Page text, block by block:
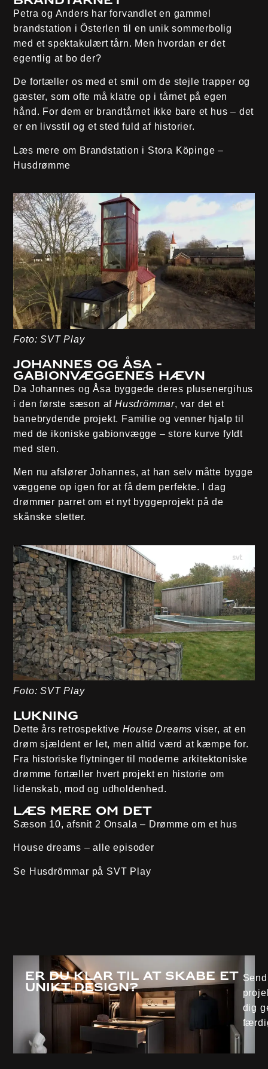
Petra og Anders har forvandlet en gammel
brandstation i Österlen til en unik sommerbolig
med et spektakulært tårn. Men hvordan er det
egentlig at bo der?
De fortæller os med et smil om de stejle trapper og
gæster, som ofte må klatre op i tårnet på egen
hånd. For dem er brandtårnet ikke bare et hus – det
er en livsstil og et sted fuld af historier.
Læs mere om Brandstation i Stora Köpinge –
Husdrømme
Foto: SVT Play
Johannes og Åsa -
Gabionvæggenes hævn
Da Johannes og Åsa byggede deres plusenergihus
i den første sæson af Husdrömmar, var det et
banebrydende projekt. Familie og venner hjalp til
med de ikoniske gabionvægge – store kurve fyldt
med sten.
Men nu afslører Johannes, at han selv måtte bygge
væggene op igen for at få dem perfekte. I dag
drømmer parret om et nyt byggeprojekt på de
skånske sletter.
Foto: SVT Play
Lukning
Dette års retrospektive House Dreams viser, at en
drøm sjældent er let, men altid værd at kæmpe for.
Fra historiske flytninger til moderne arkitektoniske
drømme fortæller hvert projekt en historie om
lidenskab, mod og udholdenhed.
Læs mere om det
Sæson 10, afsnit 2 Onsala – Drømme om et hus
House dreams – alle episoder
Se Husdrömmar på SVT Play
Er du klar til at skabe et
unikt design?
dig